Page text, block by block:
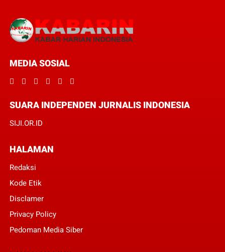
MEDIA SOSIAL
SUARA INDEPENDEN JURNALIS INDONESIA
SIJI.OR.ID
HALAMAN
Redaksi
Kode Etik
Disclamer
Privacy Policy
Pedoman Media Siber